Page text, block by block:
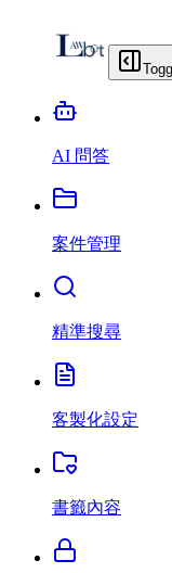
AI 問答
案件管理
精準搜尋
客製化設定
書籤內容